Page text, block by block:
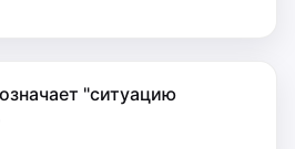
"ситуацию